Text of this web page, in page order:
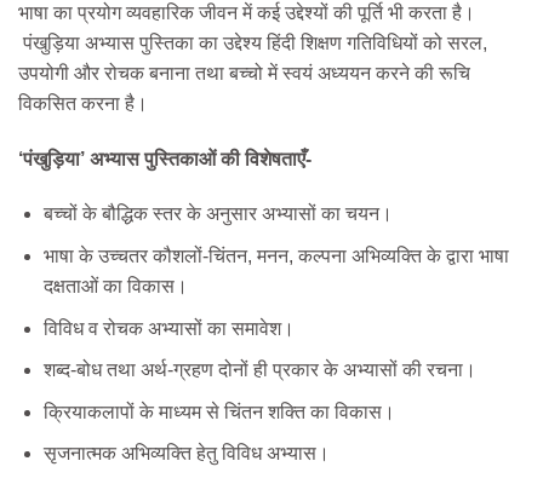
भाषा का प्रयोग व्यवहारिक जीवन में कई उद्देश्यों की पूर्ति भी करता है।
पंखुड़िया अभ्यास पुस्तिका का उद्देश्य हिंदी शिक्षण गतिविधियों को सरल,
उपयोगी और रोचक बनाना तथा बच्चो में स्वयं अध्ययन करने की रूचि
विकसित करना है।
‘पंखुड़िया’ अभ्यास पुस्तिकाओं की विशेषताएँ-
बच्चों के बौद्धिक स्तर के अनुसार अभ्यासों का चयन।
भाषा के उच्चतर कौशलों-चिंतन, मनन, कल्पना अभिव्यक्ति के द्वारा भाषा
दक्षताओं का विकास।
विविध व रोचक अभ्यासों का समावेश।
शब्द-बोध तथा अर्थ-ग्रहण दोनों ही प्रकार के अभ्यासों की रचना।
क्रियाकलापों के माध्यम से चिंतन शक्ति का विकास।
सृजनात्मक अभिव्यक्ति हेतु विविध अभ्यास।